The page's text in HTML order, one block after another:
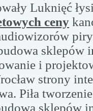
Luknięć
ceny
sklepów
i
strony
Piła
sklepów